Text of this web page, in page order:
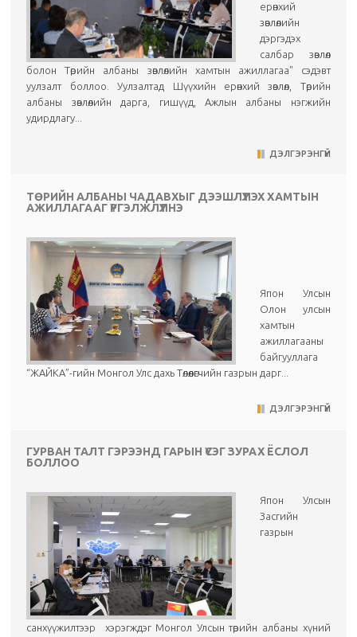
ерөнхий
зөвлөлийн
дэргэдэх
салбар зөвлөл
болон Төрийн албаны зөвлөлийн хамтын ажиллагаа" сэдэвт
уулзалт боллоо. Уулзалтад Шүүхийн ерөнхий зөвлөл, Төрийн
албаны зөвлөлийн дарга, гишүүд, Ажлын албаны нэгжийн
удирдлагу...
ДЭЛГЭРЭНГҮЙ
ТӨРИЙН АЛБАНЫ ЧАДАВХЫГ ДЭЭШЛҮҮЛЭХ ХАМТЫН
АЖИЛЛАГААГ ҮРГЭЛЖЛҮҮЛНЭ
Япон Улсын
Олон улсын
хамтын
ажиллагааны
байгууллага
“ЖАЙКА”-гийн Монгол Улс дахь Төлөөлөгчийн газрын дарг...
ДЭЛГЭРЭНГҮЙ
ГУРВАН ТАЛТ ГЭРЭЭНД ГАРЫН ҮСЭГ ЗУРАХ ЁСЛОЛ
БОЛЛОО
Япон Улсын
Засгийн
газрын
санхүүжилтээр хэрэгждэг Монгол Улсын төрийн албаны хүний